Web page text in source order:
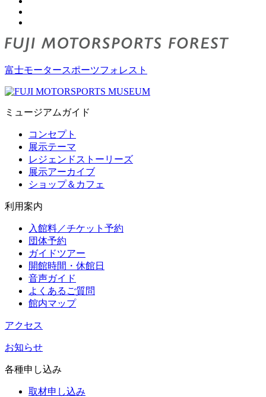
富士モータースポーツフォレスト
ミュージアムガイド
コンセプト
展示テーマ
レジェンドストーリーズ
展示アーカイブ
ショップ＆カフェ
利用案内
入館料／チケット予約
団体予約
ガイドツアー
開館時間・休館日
音声ガイド
よくあるご質問
館内マップ
アクセス
お知らせ
各種申し込み
取材申し込み